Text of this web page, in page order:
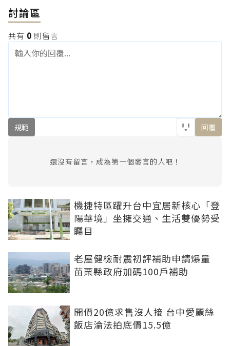
討論區
共有 0 則留言
規範 回覆
還沒有留言，成為第一個發言的人吧！
機捷特區躍升台中宜居新核心「登
陽華境」坐擁交通、生活雙優勢受
矚目
老屋健檢耐震初評補助申請爆量
苗栗縣政府加碼100戶補助
開價20億求售沒人接 台中愛麗絲
飯店淪法拍底價15.5億